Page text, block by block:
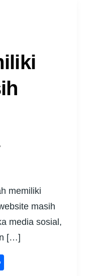
memiliki
masih
media sosial,
[…]